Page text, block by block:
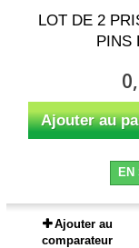
LOT DE 2
PINS
Ajouter au
EN
Ajouter au
comparateur